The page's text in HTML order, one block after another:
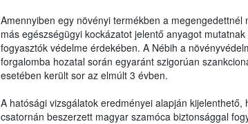
Amennyiben egy növényi termékben a
más egészségügyi kockázatot jelentő anyagot
fogyasztók védelme érdekében. A Nébih a
forgalomba hozatal során egyaránt szigorúan
esetében került sor az elmúlt 3 évben.
A hatósági vizsgálatok eredményei alapján
csatornán beszerzett magyar szamóca biztonsággal